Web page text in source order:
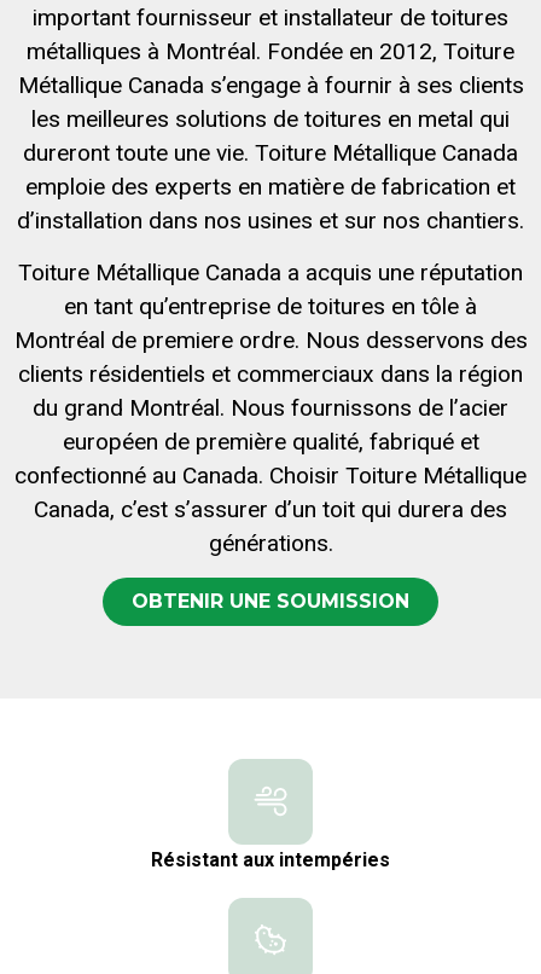
important fournisseur et installateur de toitures
métalliques à Montréal. Fondée en 2012, Toiture
Métallique Canada s’engage à fournir à ses clients
les meilleures solutions de toitures en metal qui
dureront toute une vie. Toiture Métallique Canada
emploie des experts en matière de fabrication et
d’installation dans nos usines et sur nos chantiers.
Toiture Métallique Canada a acquis une réputation
en tant qu’entreprise de toitures en tôle à
Montréal de premiere ordre. Nous desservons des
clients résidentiels et commerciaux dans la région
du grand Montréal. Nous fournissons de l’acier
européen de première qualité, fabriqué et
confectionné au Canada. Choisir Toiture Métallique
Canada, c’est s’assurer d’un toit qui durera des
générations.
OBTENIR UNE SOUMISSION
Résistant aux intempéries